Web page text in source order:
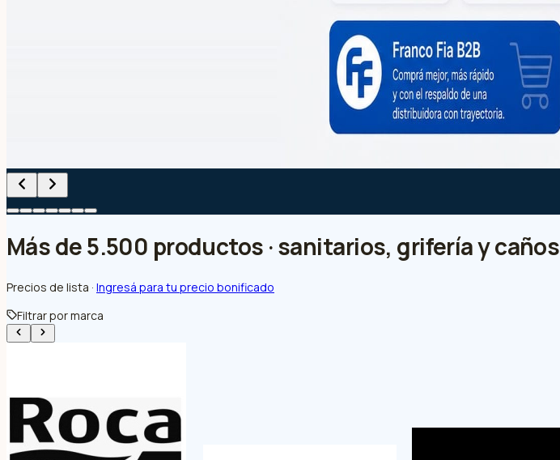
Más de 5.500 productos · sanitarios, grifería y caños
Precios de lista · Ingresá para tu precio bonificado
Filtrar por marca